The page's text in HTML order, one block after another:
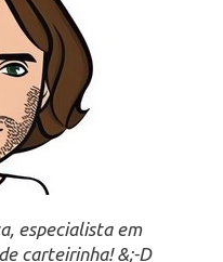
especialista em
carteirinha! &;-D